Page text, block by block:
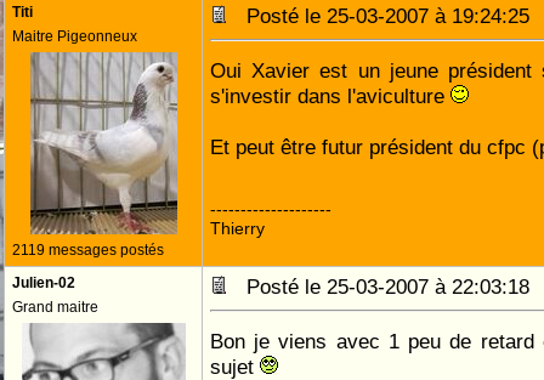
Titi
Maitre Pigeonneux
2119 messages postés
Posté le 25-03-2007 à
Oui Xavier est un jeune
s'investir dans l'aviculture
Et peut être futur président du cfpc
--------------------
Thierry
Julien-02
Grand maitre
Posté le 25-03-2007 à
Bon je viens avec 1 peu de
sujet